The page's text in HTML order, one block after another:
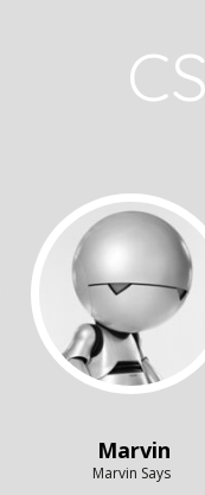
Marvin
Marvin Says